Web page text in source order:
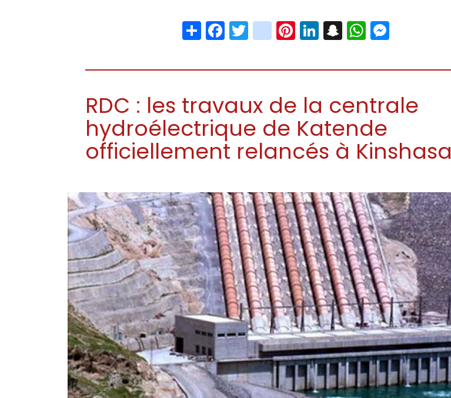
ShareFacebook
Twitter
instagram
Pinterest
LinkedIn
Snapchat
WhatsApp
RDC : les travaux de la centrale
hydroélectrique de Katende
officiellement relancés à Kinshasa